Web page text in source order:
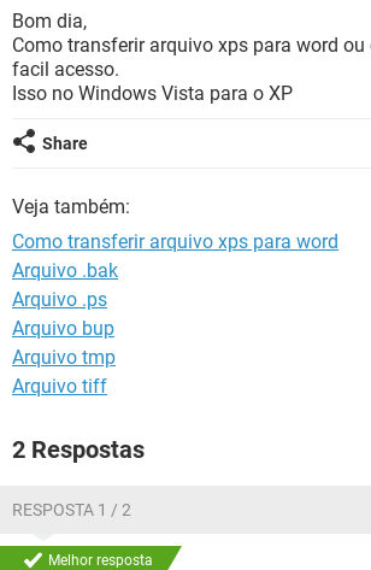
INSTAGRAM
GUIA DE COMPRAS
OUTLOOK
INSTAGRAM
JOGOS
CELULAR FACEBOOK
OUTLOOK EXCEL
INSTAGRAM
Bom dia,
Como transferir arquivo xps para word
facil acesso.
Isso no Windows Vista para o XP
Share
Veja também:
Como transferir arquivo xps para word
Arquivo .bak
Arquivo .ps
Arquivo bup
Arquivo tmp
Arquivo tiff
2 Respostas
RESPOSTA 1 / 2
Melhor resposta